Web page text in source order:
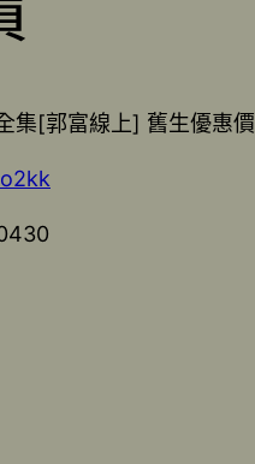
集[郭富線上] 舊生優惠價